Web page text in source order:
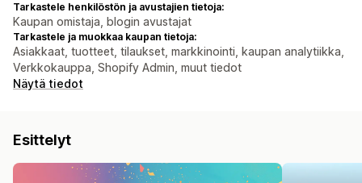
Tarkastele henkilöstön ja avustajien tietoja:
Kaupan omistaja, blogin avustajat
Tarkastele ja muokkaa kaupan tietoja:
Asiakkaat, tuotteet, tilaukset, markkinointi, kaupan analytiikka,
Verkkokauppa, Shopify Admin, muut tiedot
Näytä tiedot
Esittelyt